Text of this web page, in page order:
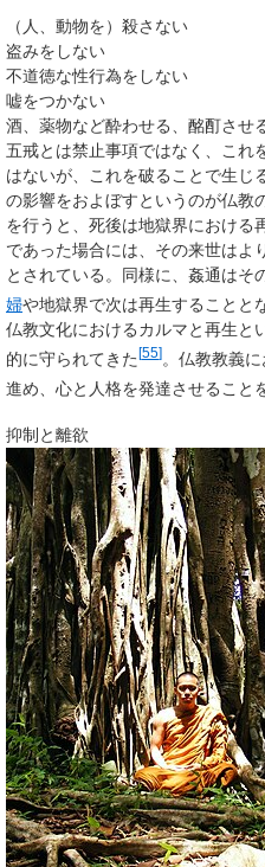
（人、動物を）殺さない
盗みをしない
不道徳な性行為をしない
嘘をつかない
酒、薬物など酔わせる、酩酊させ
五戒とは禁止事項ではなく、これ
はないが、これを破ることで生じ
の影響をおよぼすというのが仏教
を行うと、死後は地獄界における
であった場合には、その来世はよ
とされている。同様に、姦通はそ
婦や地獄界で次は再生することと
仏教文化におけるカルマと再生と
的に守られてきた[55]。仏教教義
進め、心と人格を発達させること
抑制と離欲